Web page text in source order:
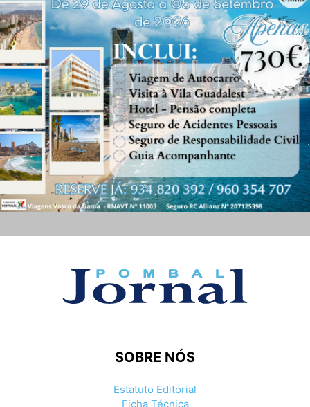
SOBRE NÓS
Estatuto Editorial
Ficha Técnica